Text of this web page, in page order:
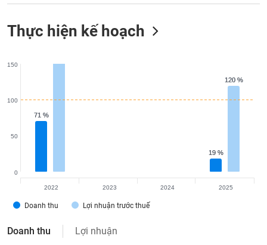
Thực hiện kế hoạch
71 %
71 %
19 %
19 %
120 %
120 %
Doanh thu Lợi nhuận trước thuế
0
50
100
150
2022 2023 2024 2025
Doanh thu Lợi nhuận
Dữ
chính